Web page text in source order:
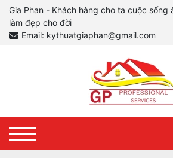
Gia Phan - Khách hàng cho ta cuộc sống
làm đẹp cho đời
Email: kythuatgiaphan@gmail.com